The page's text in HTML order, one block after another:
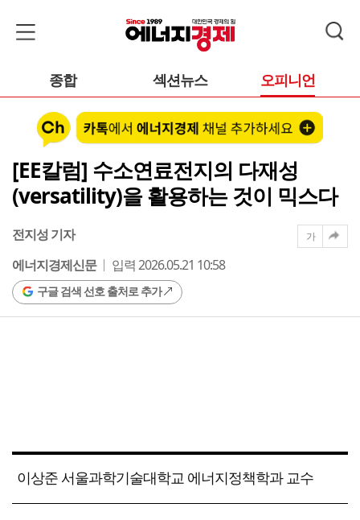
종합 섹션뉴스 오피니언
[EE칼럼] 수소연료전지의 다재성
(versatility)을 활용하는 것이 믹스다
전지성 기자
에너지경제신문
입력 2026.05.21 10:58
구글 검색 선호 출처로 추가
가
이상준 서울과학기술대학교 에너지정책학과 교수